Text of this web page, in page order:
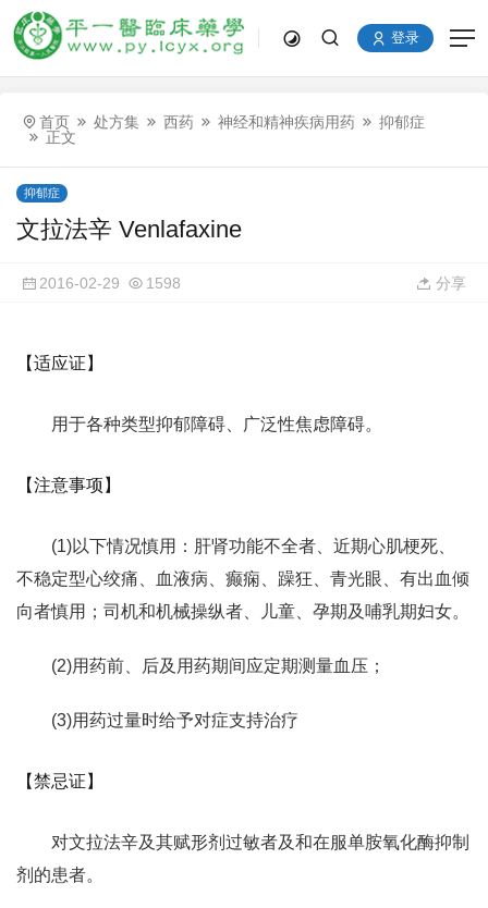
登录
首页 处方集 西药 神经和精神疾病用药
抑郁症
正文
抑郁症
文拉法辛 Venlafaxine
2016-02-29 1598 分享
【适应证】
用于各种类型抑郁障碍、广泛性焦虑障碍。
【注意事项】
(1)以下情况慎用：肝肾功能不全者、近期心肌梗死、
不稳定型心绞痛、血液病、癫痫、躁狂、青光眼、有出血倾
向者慎用；司机和机械操纵者、儿童、孕期及哺乳期妇女。
(2)用药前、后及用药期间应定期测量血压；
(3)用药过量时给予对症支持治疗
【禁忌证】
对文拉法辛及其赋形剂过敏者及和在服单胺氧化酶抑制
剂的患者。